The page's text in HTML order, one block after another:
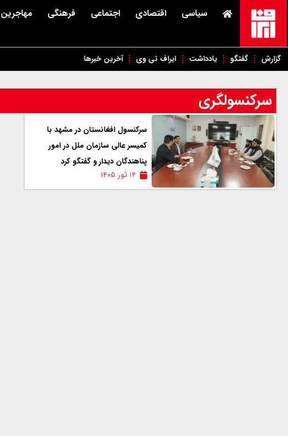
سیاسی اقتصادی اجتماعی فرهنگی مهاجرین
گزارش گفتگو یادداشت ایراف تی وی آخرین خبرها
سرکنسولگری
سرکنسول افغانستان در مشهد با
کمیسر عالی سازمان ملل در امور
پناهندگان دیدار و گفتگو کرد
۱۴ ثور ۱۴۰۵